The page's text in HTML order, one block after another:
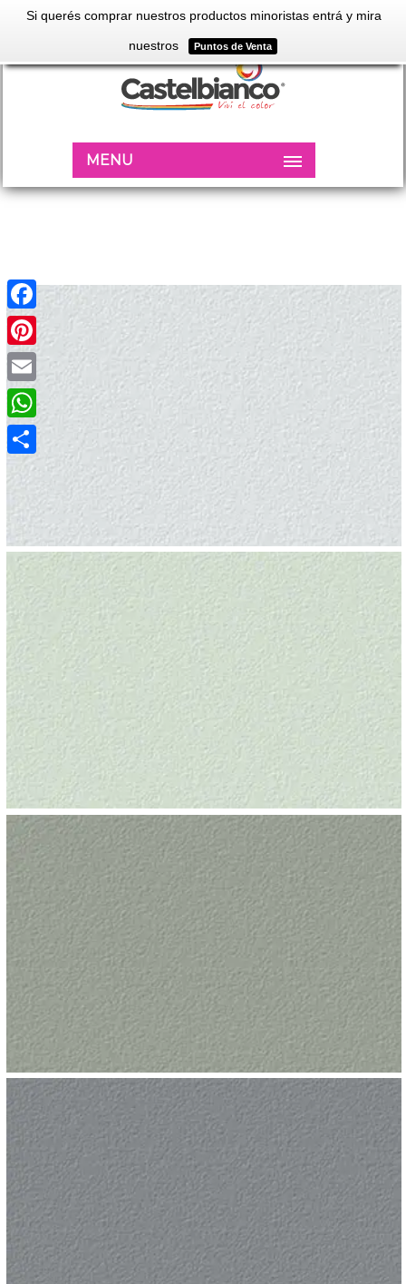
Si querés comprar nuestros productos minoristas entrá y mira
nuestros Puntos de Venta
MENU
BLANCO
COBALTO
GRIS FRÍO
Facebook
Pinterest
Email
WhatsApp
Compartir